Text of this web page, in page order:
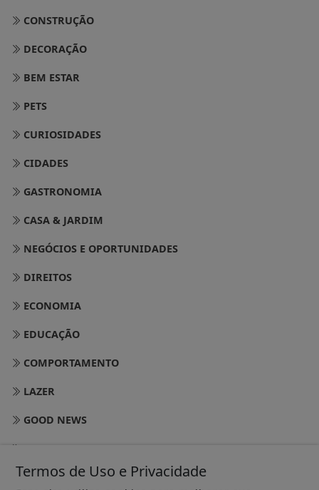
CONSTRUÇÃO
DECORAÇÃO
BEM ESTAR
PETS
CURIOSIDADES
CIDADES
GASTRONOMIA
CASA & JARDIM
NEGÓCIOS E OPORTUNIDADES
DIREITOS
ECONOMIA
EDUCAÇÃO
COMPORTAMENTO
LAZER
GOOD NEWS
NOSSO BAIRRO
Termos de Uso e Privacidade